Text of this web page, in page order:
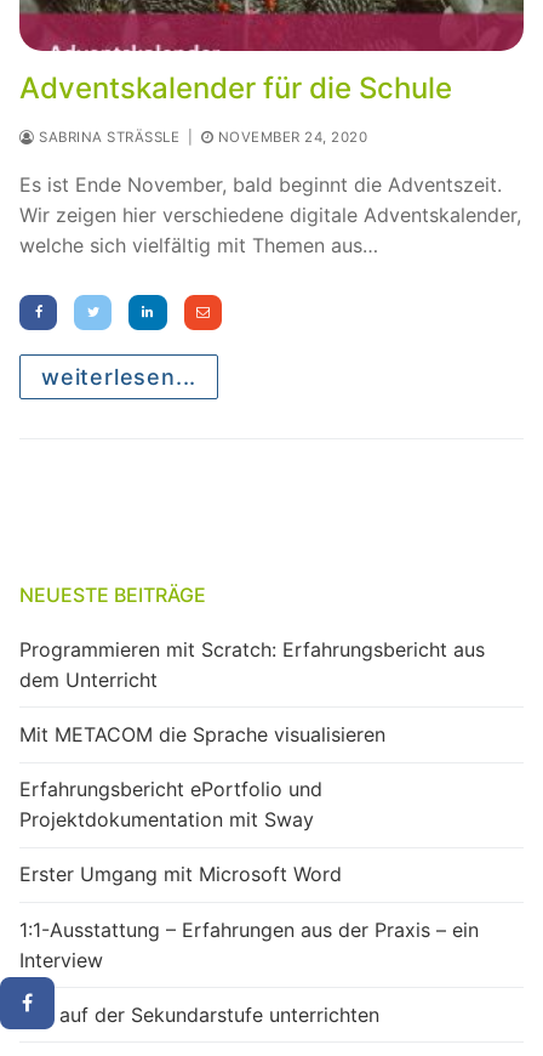
Adventskalender für die Schule
SABRINA STRÄSSLE NOVEMBER 24, 2020
Es ist Ende November, bald beginnt die Adventszeit.
Wir zeigen hier verschiedene digitale Adventskalender,
welche sich vielfältig mit Themen aus…
weiterlesen...
NEUESTE BEITRÄGE
Programmieren mit Scratch: Erfahrungsbericht aus
dem Unterricht
Mit METACOM die Sprache visualisieren
Erfahrungsbericht ePortfolio und
Projektdokumentation mit Sway
Erster Umgang mit Microsoft Word
1:1-Ausstattung – Erfahrungen aus der Praxis – ein
Interview
M&I auf der Sekundarstufe unterrichten